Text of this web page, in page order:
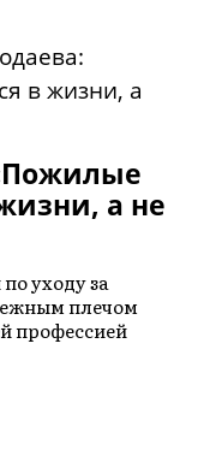
а не
уходу за
плечом
профессией